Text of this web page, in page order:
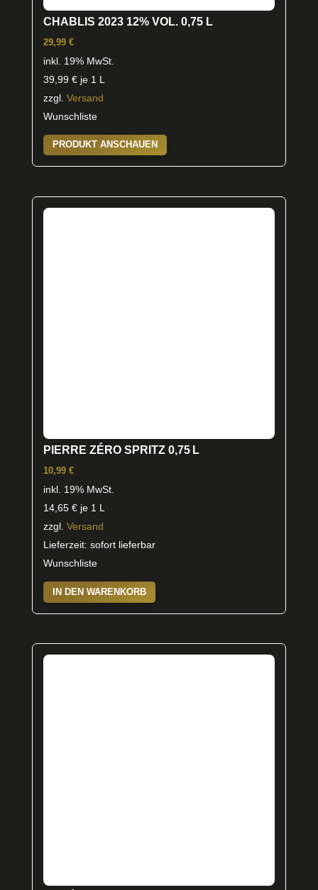
CHABLIS 2023 12% VOL. 0,75 L
29,99 €
inkl. 19% MwSt.
39,99 €je 1 L
zzgl. Versand
Wunschliste
PRODUKT ANSCHAUEN
PIERRE ZÉRO SPRITZ 0,75 L
10,99 €
inkl. 19% MwSt.
14,65 €je 1 L
zzgl. Versand
Lieferzeit: sofort lieferbar
Wunschliste
IN DEN WARENKORB